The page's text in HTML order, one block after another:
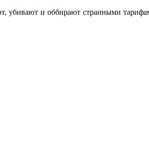
убивают и оббирают странными